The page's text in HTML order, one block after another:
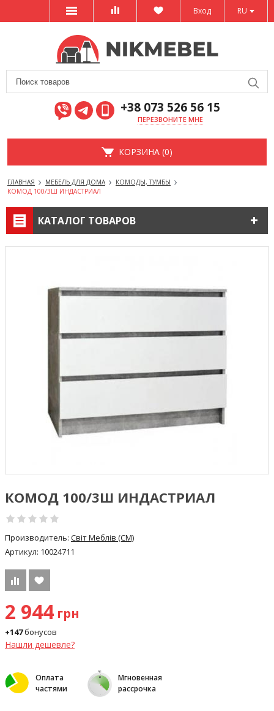
RU
Вход
+38 073 526 56 15
ПЕРЕЗВОНИТЕ МНЕ
КОРЗИНА (0)
ГЛАВНАЯ МЕБЕЛЬ ДЛЯ ДОМА
КОМОДЫ, ТУМБЫ
КОМОД 100/3Ш ИНДАСТРИАЛ
КАТАЛОГ ТОВАРОВ
КОМОД 100/3Ш ИНДАСТРИАЛ
Производитель: Світ Mеблів (СМ)
Артикул: 10024711
2 944 грн
+147бонусов
Нашли дешевле?
Оплата
частями
Мгновенная
рассрочка